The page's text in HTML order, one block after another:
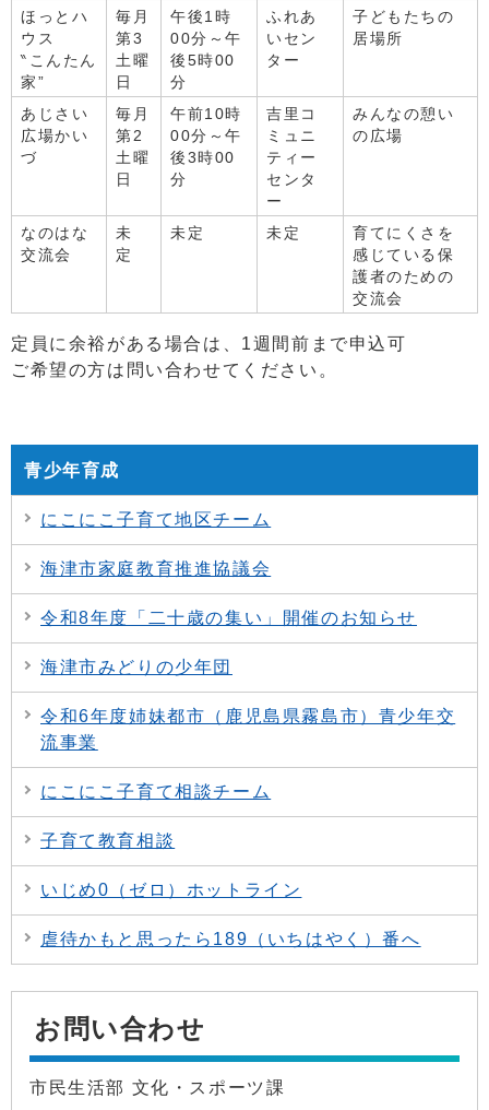
ほっとハ
ウス
‶こんたん
家”
毎月
第3
土曜
日
午後1時
00分～午
後5時00
分
ふれあ
いセン
ター
子どもたちの
居場所
あじさい
広場かい
づ
毎月
第2
土曜
日
午前10時
00分～午
後3時00
分
吉里コ
ミュニ
ティー
センタ
ー
みんなの憩い
の広場
なのはな
交流会
未
定
未定 未定
育てにくさを
感じている保
護者のための
交流会
定員に余裕がある場合は、1週間前まで申込可
ご希望の方は問い合わせてください。
青少年育成
にこにこ子育て地区チーム
海津市家庭教育推進協議会
令和8年度「二十歳の集い」開催のお知らせ
海津市みどりの少年団
令和6年度姉妹都市（鹿児島県霧島市）青少年交
流事業
にこにこ子育て相談チーム
子育て教育相談
いじめ0（ゼロ）ホットライン
虐待かもと思ったら189（いちはやく）番へ
お問い合わせ
市民生活部 文化・スポーツ課